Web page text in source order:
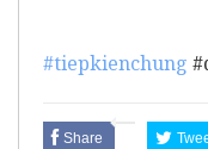
#tiepkienchung
Share